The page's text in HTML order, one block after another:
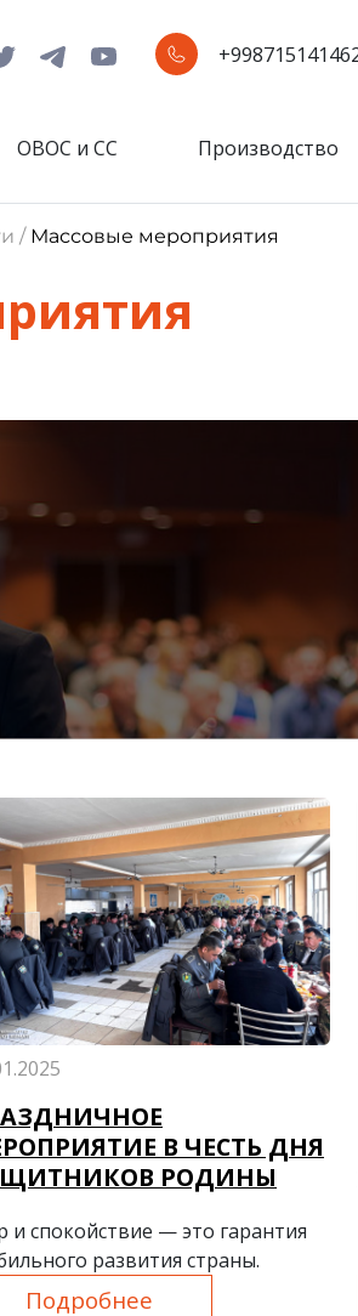
ОВОС и СС Производство
/ Массовые мероприятия
В ЧЕСТЬ ДНЯ
РОДИНЫ
и спокойствие — это гарантия
развития страны.
Подробнее